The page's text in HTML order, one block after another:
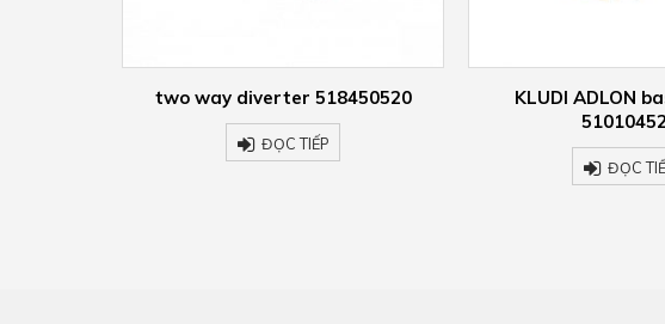
two way diverter 518450520
ĐỌC TIẾP
KLUDI ADLON
ĐỌC